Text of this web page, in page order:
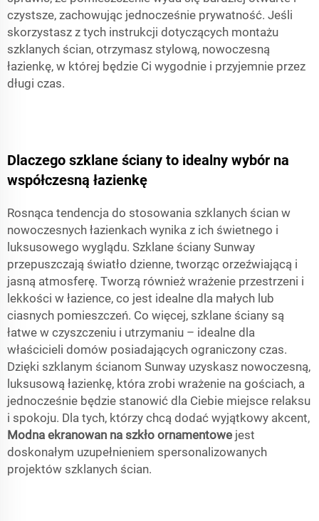
czystsze, zachowując jednocześnie prywatność. Jeśli
skorzystasz z tych instrukcji dotyczących montażu
szklanych ścian, otrzymasz stylową, nowoczesną
łazienkę, w której będzie Ci wygodnie i przyjemnie przez
długi czas.
Dlaczego szklane ściany to idealny wybór na
współczesną łazienkę
Rosnąca tendencja do stosowania szklanych ścian w
nowoczesnych łazienkach wynika z ich świetnego i
luksusowego wyglądu. Szklane ściany Sunway
przepuszczają światło dzienne, tworząc orzeźwiającą i
jasną atmosferę. Tworzą również wrażenie przestrzeni i
lekkości w łazience, co jest idealne dla małych lub
ciasnych pomieszczeń. Co więcej, szklane ściany są
łatwe w czyszczeniu i utrzymaniu – idealne dla
właścicieli domów posiadających ograniczony czas.
Dzięki szklanym ścianom Sunway uzyskasz nowoczesną,
luksusową łazienkę, która zrobi wrażenie na gościach, a
jednocześnie będzie stanowić dla Ciebie miejsce relaksu
i spokoju. Dla tych, którzy chcą dodać wyjątkowy akcent,
Modna ekranowan na szkło ornamentowe jest
doskonałym uzupełnieniem spersonalizowanych
projektów szklanych ścian.